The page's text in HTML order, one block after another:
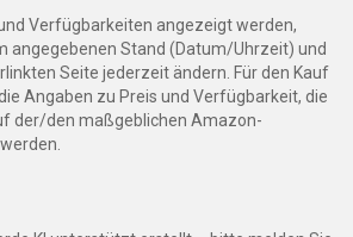
Verfügbarkeiten angezeigt werden,
angegebenen Stand (Datum/Uhrzeit) und
Seite jederzeit ändern. Für den Kauf
Angaben zu Preis und Verfügbarkeit, die
der/den maßgeblichen Amazon-